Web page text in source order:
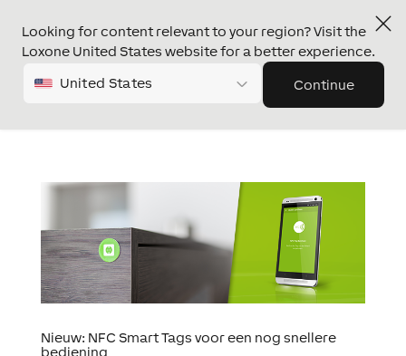
Looking for content relevant to your region? Visit the
Loxone United States website for a better experience.
United States Continue
Nieuw: NFC Smart Tags voor een nog snellere
bediening